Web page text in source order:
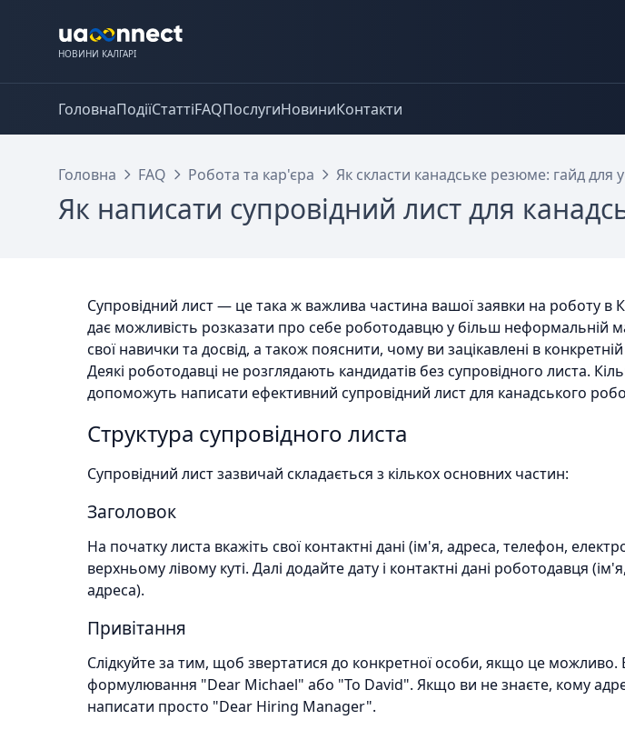
НОВИНИ КАЛГАРІ
ГоловнаПодіїСтаттіFAQПослугиНовиниКонтакти
Головна FAQ Робота та кар'єра Як скласти канадське резюме: гайд для
Як написати супровідний лист для
Супровідний лист — це така ж важлива частина вашої заявки на роботу в
дає можливість розказати про себе роботодавцю у більш неформальній
свої навички та досвід, а також пояснити, чому ви зацікавлені в конкретній
Деякі роботодавці не розглядають кандидатів без супровідного листа.
допоможуть написати ефективний супровідний лист для канадського
Структура супровідного листа
Супровідний лист зазвичай складається з кількох основних частин:
Заголовок
На початку листа вкажіть свої контактні дані (ім'я, адреса, телефон,
верхньому лівому куті. Далі додайте дату і контактні дані роботодавця
адреса).
Привітання
Слідкуйте за тим, щоб звертатися до конкретної особи, якщо це можливо.
формулювання "Dear Michael" або "To David". Якщо ви не знаєте, кому
написати просто "Dear Hiring Manager".